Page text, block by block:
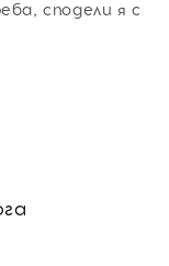
сподели я с